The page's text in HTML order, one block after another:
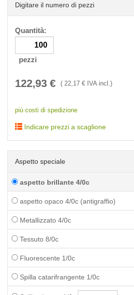
Digitare il numero di pezzi
Quantità:
pezzi
122,93 € ( 22,17 € IVA incl.)
più costi di spedizione
Indicare prezzi a scaglione
Aspetto speciale
aspetto brillante 4/0c
aspetto opaco 4/0c (antigraffio)
Metallizzato 4/0c
Tessuto 8/0c
Fluorescente 1/0c
Spilla catarifrangente 1/0c